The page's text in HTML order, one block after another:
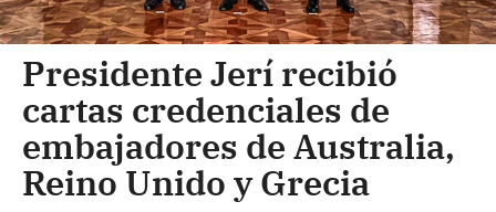
Presidente Jerí recibió
cartas credenciales de
embajadores de Australia,
Reino Unido y Grecia